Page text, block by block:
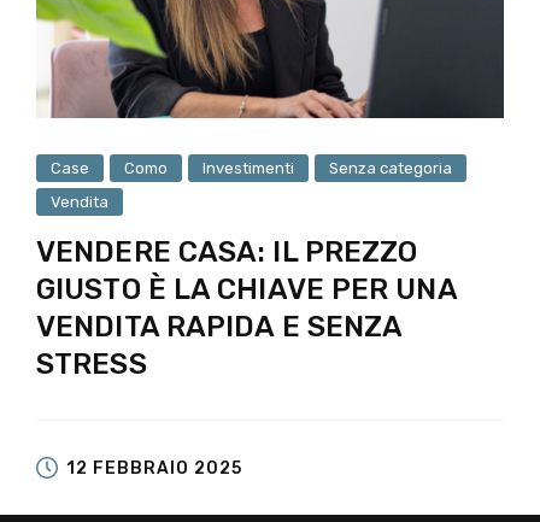
Case Como Investimenti
Senza categoria
Vendita
VENDERE CASA: IL PREZZO
GIUSTO È LA CHIAVE PER UNA
VENDITA RAPIDA E SENZA
STRESS
12 FEBBRAIO 2025